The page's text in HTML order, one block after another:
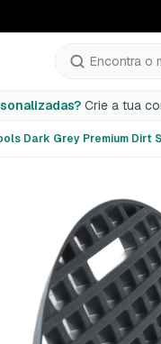
Encontra o
Crie a tua
Dirt Separator
Dark Grey Premium Dirt